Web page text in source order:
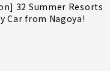
32 Summer Resorts
Car from Nagoya!